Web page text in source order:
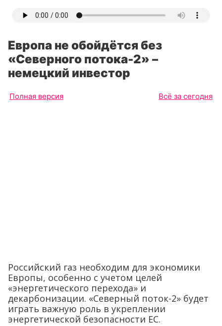
Европа не обойдётся без
«Северного потока-2» –
немецкий инвестор
Полная версия Всё за сегодня
Российский газ необходим для экономики
Европы, особенно с учетом целей
«энергетического перехода» и
декарбонизации. «Северный поток-2» будет
играть важную роль в укреплении
энергетической безопасности ЕС.